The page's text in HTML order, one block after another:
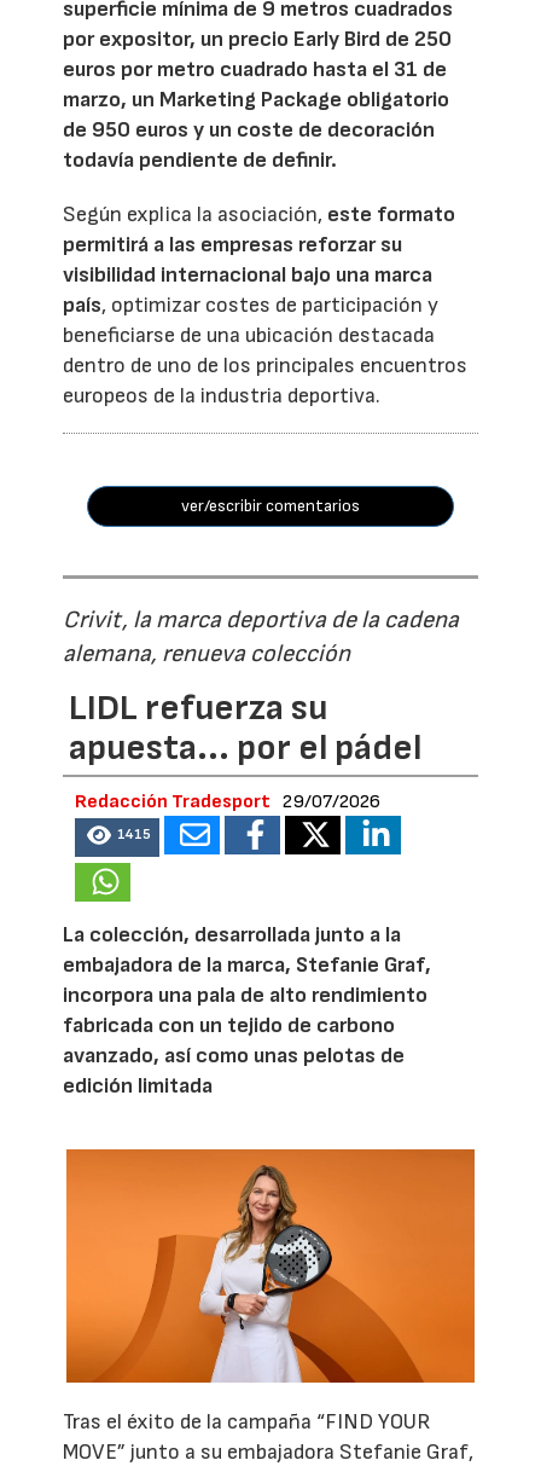
superficie mínima de 9 metros cuadrados
por expositor, un precio Early Bird de 250
euros por metro cuadrado hasta el 31 de
marzo, un Marketing Package obligatorio
de 950 euros y un coste de decoración
todavía pendiente de definir.
Según explica la asociación, este formato
permitirá a las empresas reforzar su
visibilidad internacional bajo una marca
país, optimizar costes de participación y
beneficiarse de una ubicación destacada
dentro de uno de los principales encuentros
europeos de la industria deportiva.
ver/escribir comentarios
Crivit, la marca deportiva de la cadena
alemana, renueva colección
LIDL refuerza su
apuesta... por el pádel
Redacción Tradesport 29/07/2026
1415
La colección, desarrollada junto a la
embajadora de la marca, Stefanie Graf,
incorpora una pala de alto rendimiento
fabricada con un tejido de carbono
avanzado, así como unas pelotas de
edición limitada
Tras el éxito de la campaña “FIND YOUR
MOVE” junto a su embajadora Stefanie Graf,